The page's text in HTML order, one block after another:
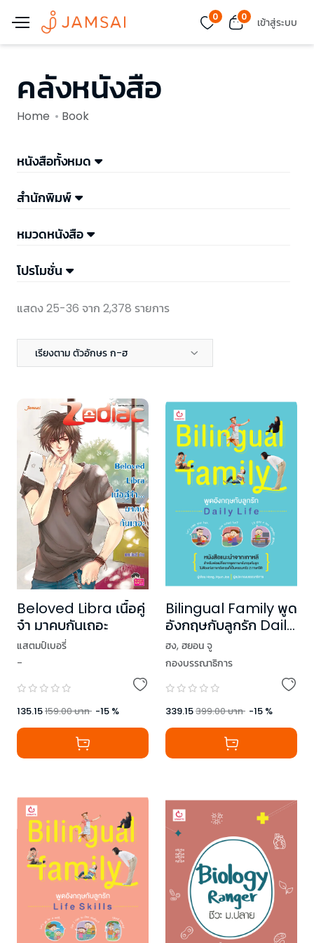
0 0 เข้าสู่ระบบ
คลังหนังสือ
Home Book
หนังสือทั้งหมด
สำนักพิมพ์
หมวดหนังสือ
โปรโมชั่น
แสดง 25-36 จาก 2,378 รายการ
เรียงตาม ตัวอักษร ก-ฮ
Beloved Libra เนื้อคู่
จ๋า มาคบกันเถอะ
แสตมป์เบอรี่
-
135.15159.00บาท -15 %
Bilingual Family พูด
อังกฤษกับลูกรัก Daily
Life
ฮง, ฮยอน จู
กองบรรณาธิการ
339.15399.00บาท -15 %